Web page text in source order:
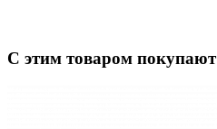
С этим товаром покупают